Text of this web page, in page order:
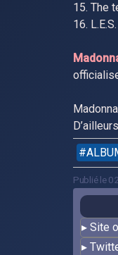
15. The
16. L.E.S.
Publié le
Site